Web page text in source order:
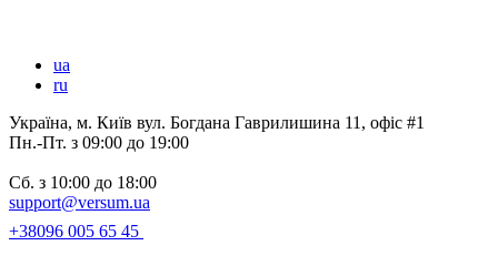
ua
ru
Україна, м. Київ вул. Богдана Гаврилишина 11, офіс #1
Пн.-Пт. з 09:00 до 19:00
Сб. з 10:00 до 18:00
support@versum.ua
+38096 005 65 45